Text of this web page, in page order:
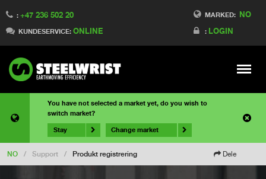
MARKED: NO
: LOGIN
: +47 236 502 20
KUNDESERVICE: ONLINE
Meny
You have not selected a market yet, do you wish to
switch market?
Stay Change market
NO / Support / Produkt registrering Dele